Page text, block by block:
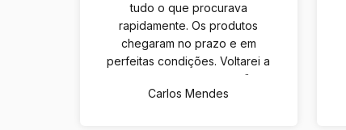
tudo o que procurava
rapidamente. Os produtos
chegaram no prazo e em
perfeitas condições. Voltarei a
comprar com certeza."
Carlos Mendes